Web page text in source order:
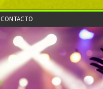
CONTACTO